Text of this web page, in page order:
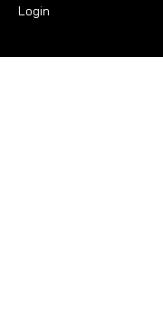
Login